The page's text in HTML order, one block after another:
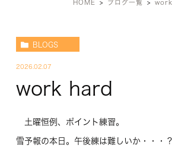
HOME ブログ一覧 work
BLOGS
2026.02.07
work hard
土曜恒例、ポイント練習。
雪予報の本日。午後練は難しいか・・・？